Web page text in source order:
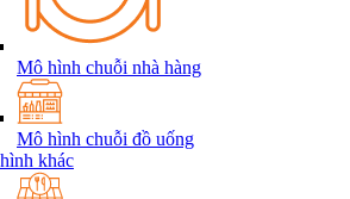
Mô hình chuỗi nhà hàng
Mô hình chuỗi đồ uống
khác